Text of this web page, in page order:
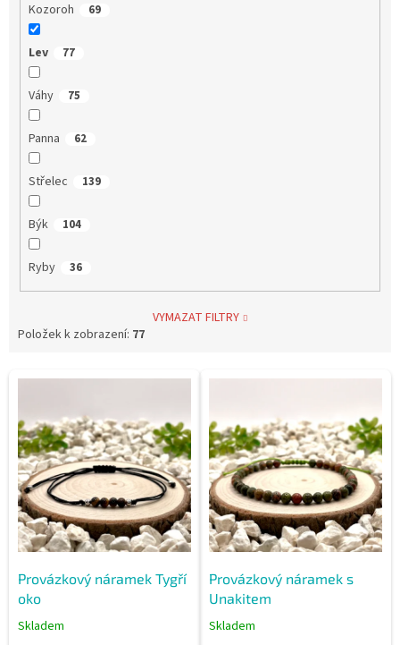
Kozoroh 69
Lev 77
Váhy 75
Panna 62
Střelec 139
Býk 104
Ryby 36
VYMAZAT FILTRY
Položek k zobrazení: 77
V
p
p
Provázkový náramek Tygří
oko
Skladem
Provázkový náramek s
Unakitem
Skladem